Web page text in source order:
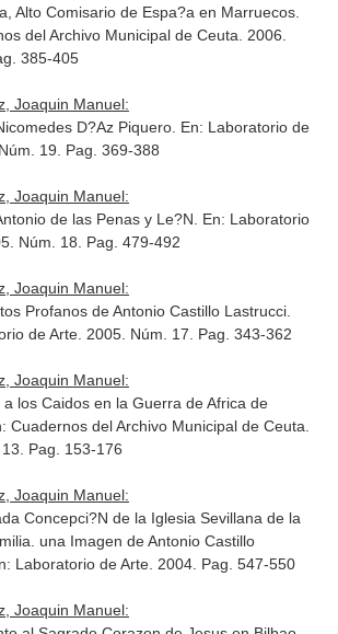
Alto Comisario de Espa?a en Marruecos.
del Archivo Municipal de Ceuta . 2006.
385-405
Joaquin Manuel:
D?Az Piquero. En: Laboratorio de
19. Pag. 369-388
Joaquin Manuel:
de las Penas y Le?N. En: Laboratorio
Núm. 18. Pag. 479-492
Joaquin Manuel:
Profanos de Antonio Castillo Lastrucci.
de Arte. 2005. Núm. 17. Pag. 343-362
Joaquin Manuel:
los Caidos en la Guerra de Africa de
Cuadernos del Archivo Municipal de Ceuta
Pag. 153-176
Joaquin Manuel:
Concepci?N de la Iglesia Sevillana de la
una Imagen de Antonio Castillo
Laboratorio de Arte. 2004. Pag. 547-550
Joaquin Manuel: